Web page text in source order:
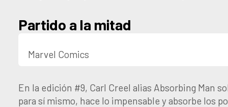
Partido a la mitad
Marvel Comics
En la edición #9, Carl Creel alias Absorbing Man
para sí mismo, hace lo impensable y absorbe los